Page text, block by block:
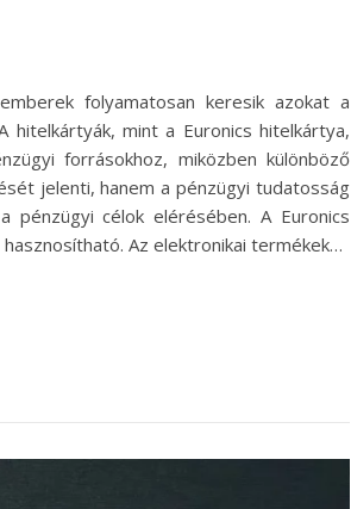
folyamatosan keresik azokat a
mint a Euronics hitelkártya,
forrásokhoz, miközben különböző
jelenti, hanem a pénzügyi tudatosság
célok elérésében. A Euronics
Az elektronikai termékek…